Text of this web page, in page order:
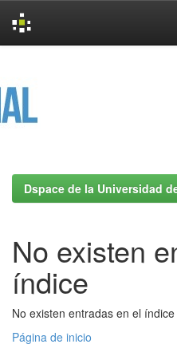
Dspace de la Universidad
No existen
índice
No existen entradas en el
Página de inicio